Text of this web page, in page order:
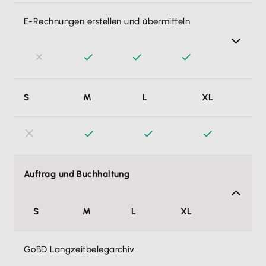
E-Rechnungen erstellen und übermitteln
Datensatz (Formate: ZUGFeRD und XRechnungen)
01.01.2025 geltenden gesetzlichen Vorgaben.
S M L XL
Auftrag und Buchhaltung
S M L XL
GoBD Langzeitbelegarchiv